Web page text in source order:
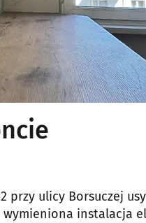
przy ulicy Borsuczej
instalacja